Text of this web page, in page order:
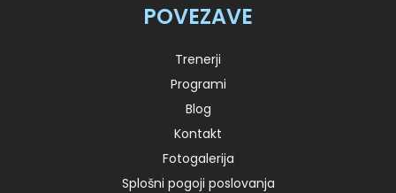
POVEZAVE
Trenerji
Programi
Blog
Kontakt
Fotogalerija
Splošni pogoji poslovanja